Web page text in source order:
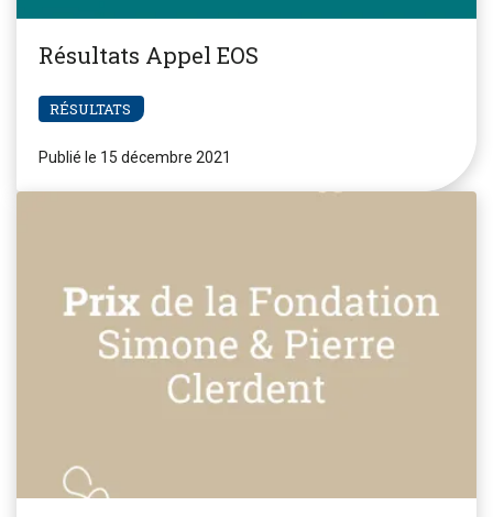
Résultats Appel EOS
RÉSULTATS
Publié le 15 décembre 2021